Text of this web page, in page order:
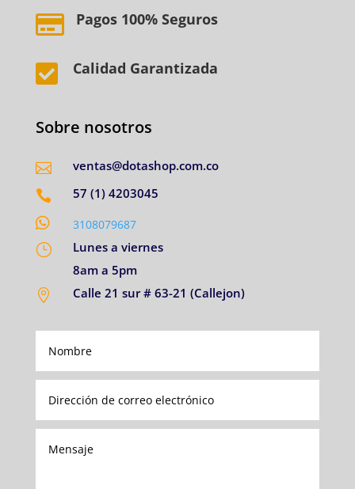
 Pagos 100% Seguros
 Calidad Garantizada
Sobre nosotros

ventas@dotashop.com.co

57 (1) 4203045
 3108079687
}
Lunes a viernes
8am a 5pm

Calle 21 sur # 63-21 (Callejon)